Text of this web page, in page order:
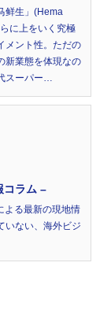
鲜生」(Hema
に上をいく究極
メント性。ただの
新業態を体現なの
スーパー…
コラム –
よる最新の現地情
いない、海外ビジ